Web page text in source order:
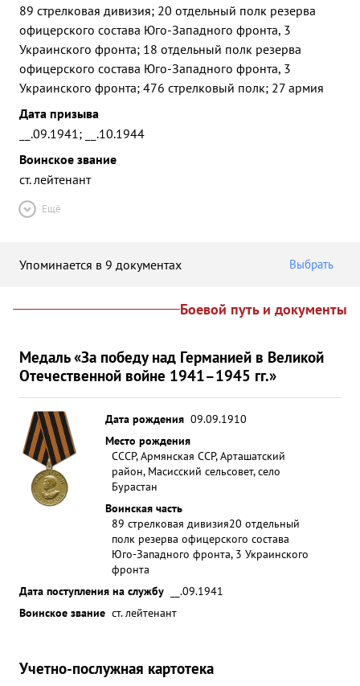
89 стрелковая дивизия; 20 отдельный полк резерва
офицерского состава Юго-Западного фронта, 3
Украинского фронта; 18 отдельный полк резерва
офицерского состава Юго-Западного фронта, 3
Украинского фронта; 476 стрелковый полк; 27 армия
Дата призыва
__.09.1941; __.10.1944
Воинское звание
ст. лейтенант
Ещё
Упоминается в 9 документах Выбрать
Боевой путь и документы
Медаль «За победу над Германией в Великой
Отечественной войне 1941–1945 гг.»
Дата рождения 09.09.1910
Место рождения
СССР, Армянская ССР, Арташатский
район, Масисский сельсовет, село
Бурастан
Воинская часть
89 стрелковая дивизия20 отдельный
полк резерва офицерского состава
Юго-Западного фронта, 3 Украинского
фронта
Дата поступления на службу
__.09.1941
Воинское звание ст. лейтенант
Учетно-послужная картотека